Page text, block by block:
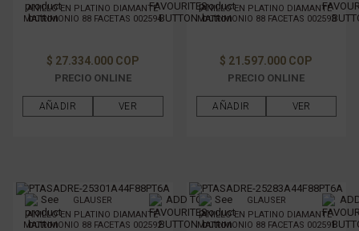
ANILLO EN PLATINO DIAMANTE
MATRIMONIO 88 FACETAS 002594
$ 27.334.000 COP
PRECIO ONLINE
AÑADIR VER
ANILLO EN PLATINO DIAMANTE
MATRIMONIO 88 FACETAS 002593
$ 21.597.000 COP
PRECIO ONLINE
AÑADIR VER
GLAUSER
ANILLO EN PLATINO DIAMANTE
MATRIMONIO 88 FACETAS 002592
GLAUSER
ANILLO EN PLATINO DIAMANTE
MATRIMONIO 88 FACETAS 002591